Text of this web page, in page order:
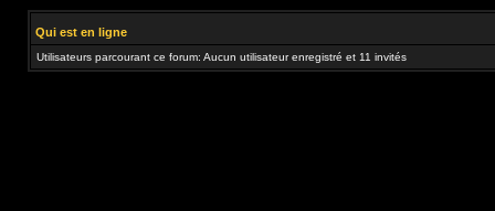
Qui est en ligne
Utilisateurs parcourant ce forum: Aucun utilisateur enregistré et 11 invités